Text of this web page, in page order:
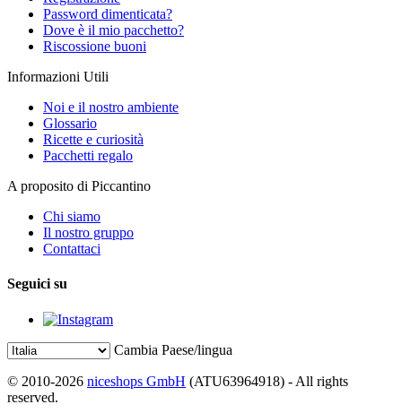
Password dimenticata?
Dove è il mio pacchetto?
Riscossione buoni
Informazioni Utili
Noi e il nostro ambiente
Glossario
Ricette e curiosità
Pacchetti regalo
A proposito di Piccantino
Chi siamo
Il nostro gruppo
Contattaci
Seguici su
Cambia Paese/lingua
© 2010-2026 niceshops GmbH (ATU63964918) - All rights
reserved.